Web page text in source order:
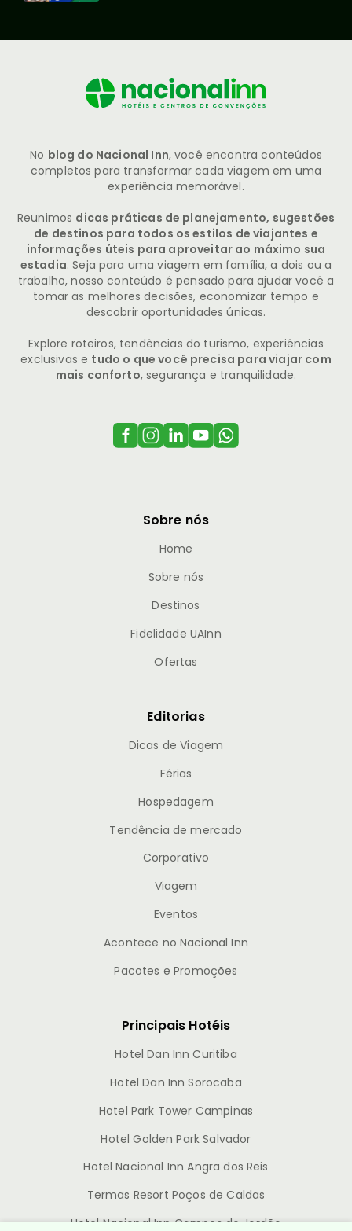
No blog do Nacional Inn, você encontra conteúdos
completos para transformar cada viagem em uma
experiência memorável.
Reunimos dicas práticas de planejamento, sugestões
de destinos para todos os estilos de viajantes e
informações úteis para aproveitar ao máximo sua
estadia. Seja para uma viagem em família, a dois ou a
trabalho, nosso conteúdo é pensado para ajudar você a
tomar as melhores decisões, economizar tempo e
descobrir oportunidades únicas.
Explore roteiros, tendências do turismo, experiências
exclusivas e tudo o que você precisa para viajar com
mais conforto, segurança e tranquilidade.
Sobre nós
Home
Sobre nós
Destinos
Fidelidade UAInn
Ofertas
Editorias
Dicas de Viagem
Férias
Hospedagem
Tendência de mercado
Corporativo
Viagem
Eventos
Acontece no Nacional Inn
Pacotes e Promoções
Principais Hotéis
Hotel Dan Inn Curitiba
Hotel Dan Inn Sorocaba
Hotel Park Tower Campinas
Hotel Golden Park Salvador
Hotel Nacional Inn Angra dos Reis
Termas Resort Poços de Caldas
Hotel Nacional Inn Campos do Jordão